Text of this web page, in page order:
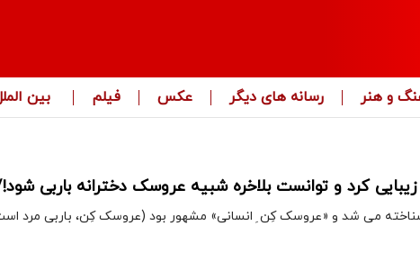
و هنر رسانه های دیگر عکس فیلم بین
کرد و توانست بلاخره شبیه عروسک دخترانه باربی
می شد و «عروسک کِن ِ انسانی» مشهور بود (عروسک کِن، باربی مرد